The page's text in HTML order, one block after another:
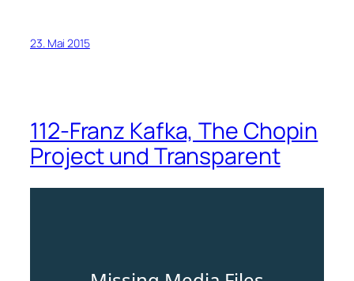
23. Mai 2015
112-Franz Kafka, The Chopin
Project und Transparent